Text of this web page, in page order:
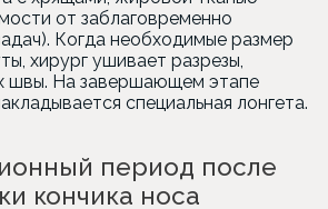
от заблаговременно
Когда необходимые размер
хирург ушивает разрезы,
швы. На завершающем этапе
специальная лонгета.
период после
кончика носа